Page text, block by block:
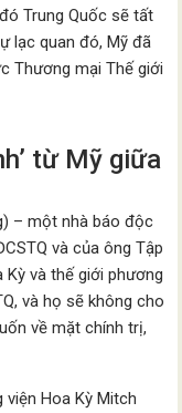
Trung Quốc sẽ tất
lạc quan đó, Mỹ đã
Thương mại Thế giới
từ Mỹ giữa
– một nhà báo độc
và của ông Tập
Kỳ và thế giới phương
và họ sẽ không cho
về mặt chính trị,
viện Hoa Kỳ Mitch